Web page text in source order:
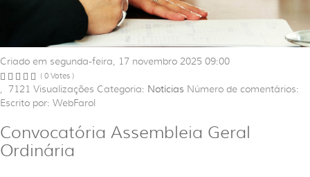
Criado em segunda-feira, 17 novembro 2025 09:00
( 0 Votes )
, 7121 Visualizações Categoria: Notícias Número de comentários:
Escrito por: WebFarol
Convocatória Assembleia Geral
Ordinária